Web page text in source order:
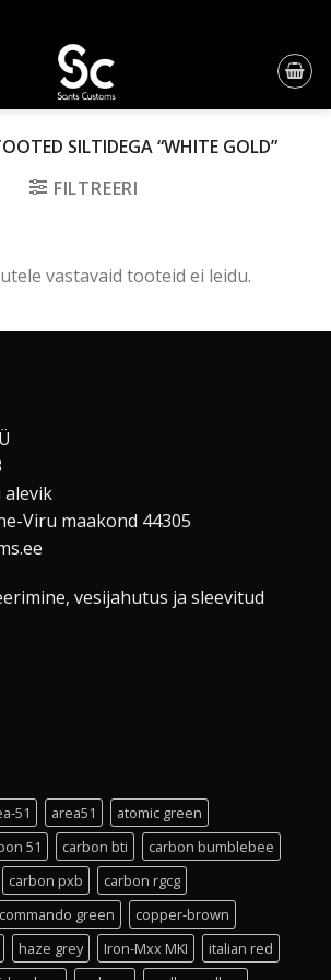
SILTIDEGA “WHITE GOLD”
FILTREERI
vastavaid tooteid ei leidu.
alevik
Viru maakond 44305
vesijahutus ja sleevitud
51 area51
atomic green
51 carbon bti
carbon bumblebee
carbon pxb
carbon rgcg
commando green
copper-brown
haze grey Iron-Mxx MKI
italian red